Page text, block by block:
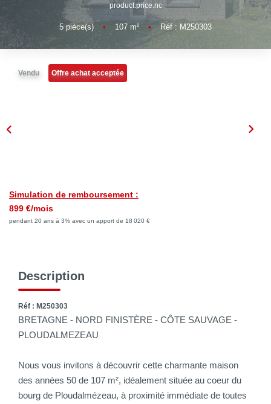
ESTIMER
VENDRE
CONTACT
product.price.nc
5pièce(s) • 107 m² • Réf : M250303
Vendu Offre achat acceptée
Simulation de remboursement :
899 €/mois
pendant 20 ans à 3% avec un apport de 18 020 €
Description
Réf : M250303
BRETAGNE - NORD FINISTÈRE - CÔTE SAUVAGE -
PLOUDALMEZEAU
Nous vous invitons à découvrir cette charmante maison
des années 50 de 107 m², idéalement située au coeur du
bourg de Ploudalmézeau, à proximité immédiate de toutes